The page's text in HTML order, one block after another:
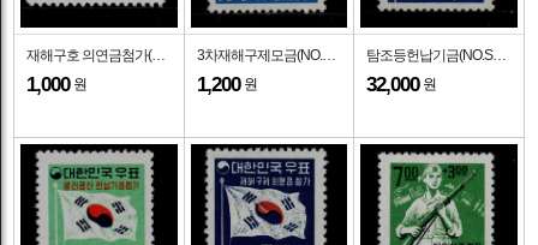
재해구호 의연금첨가(NO.S14)-VF-1973.7.1일
1,000 원
3차재해구제모금(NO.S14)-VF-1972.8.1일
1,200 원
탐조등헌납기금(NO.S13)-VF-1969.11.1일
32,000 원